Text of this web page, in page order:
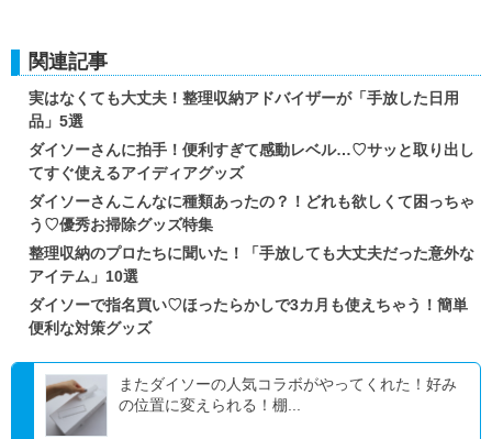
関連記事
実はなくても大丈夫！整理収納アドバイザーが「手放した日用
品」5選
ダイソーさんに拍手！便利すぎて感動レベル…♡サッと取り出し
てすぐ使えるアイディアグッズ
ダイソーさんこんなに種類あったの？！どれも欲しくて困っちゃ
う♡優秀お掃除グッズ特集
整理収納のプロたちに聞いた！「手放しても大丈夫だった意外な
アイテム」10選
ダイソーで指名買い♡ほったらかしで3カ月も使えちゃう！簡単
便利な対策グッズ
またダイソーの人気コラボがやってくれた！好み
の位置に変えられる！棚...